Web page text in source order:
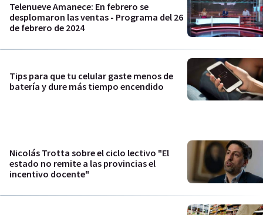
Telenueve Amanece: En febrero se
desplomaron las ventas - Programa del 26
de febrero de 2024
Tips para que tu celular gaste menos de
batería y dure más tiempo encendido
Nicolás Trotta sobre el ciclo lectivo "El
estado no remite a las provincias el
incentivo docente"